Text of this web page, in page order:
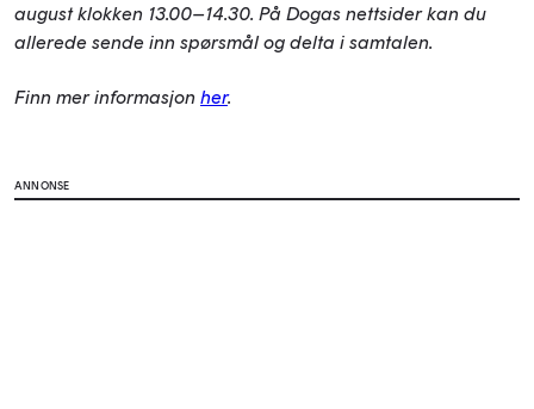
august klokken 13.00–14.30. På Dogas nettsider kan du
allerede sende inn spørsmål og delta i samtalen.
Finn mer informasjon her.
ANNONSE